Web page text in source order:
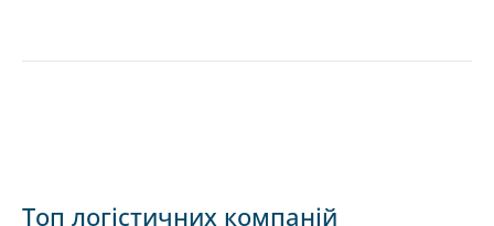
Топ логістичних компаній